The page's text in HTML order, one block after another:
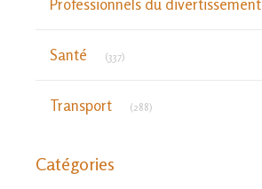
Professionnels du divertissement
Santé (337)
Transport (288)
Catégories